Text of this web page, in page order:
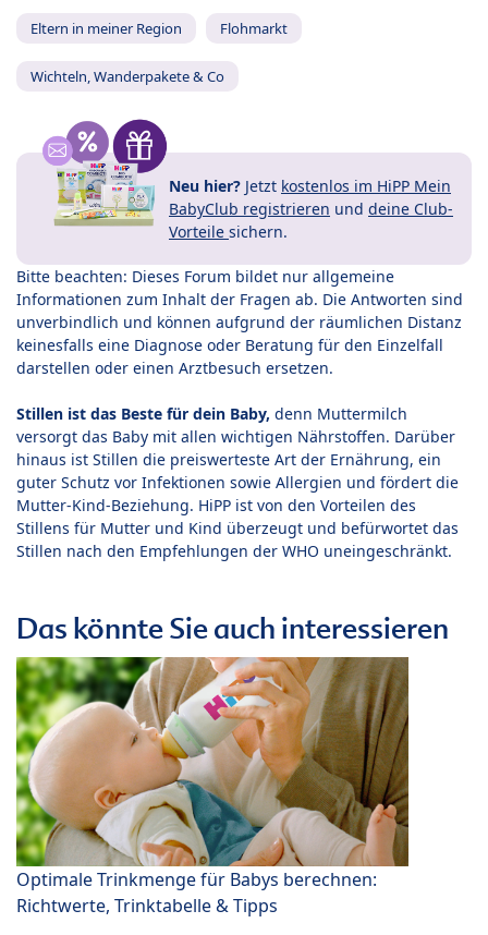
Eltern in meiner Region Flohmarkt
Wichteln, Wanderpakete & Co
Neu hier? Jetzt kostenlos im HiPP Mein
BabyClub registrieren und deine Club-
Vorteile sichern.
Bitte beachten: Dieses Forum bildet nur allgemeine
Informationen zum Inhalt der Fragen ab. Die Antworten sind
unverbindlich und können aufgrund der räumlichen Distanz
keinesfalls eine Diagnose oder Beratung für den Einzelfall
darstellen oder einen Arztbesuch ersetzen.
Stillen ist das Beste für dein Baby, denn Muttermilch
versorgt das Baby mit allen wichtigen Nährstoffen. Darüber
hinaus ist Stillen die preiswerteste Art der Ernährung, ein
guter Schutz vor Infektionen sowie Allergien und fördert die
Mutter-Kind-Beziehung. HiPP ist von den Vorteilen des
Stillens für Mutter und Kind überzeugt und befürwortet das
Stillen nach den Empfehlungen der WHO uneingeschränkt.
Das könnte Sie auch interessieren
Optimale Trinkmenge für Babys berechnen:
Richtwerte, Trinktabelle & Tipps